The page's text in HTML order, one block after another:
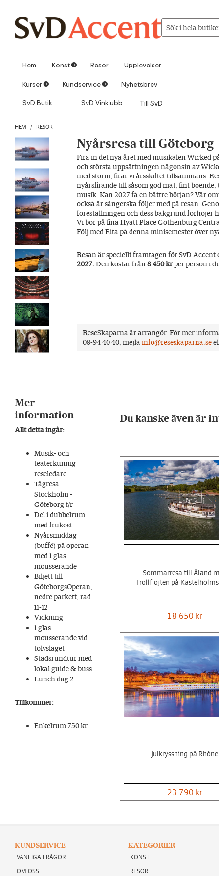
Sök i hela
Hem Konst1 Resor Upplevelser
Kurser1 Kundservice1 Nyhetsbrev
SvD Butik SvD Vinklubb Till SvD
HEM / RESOR
Nyårsresa till Göteborg
Fira in det nya året med musikalen Wicked
och största uppsättningen någonsin av
med storm, firar vi årsskiftet tillsammans.
nyårsfirande till såsom god mat, fint
musik. Kan 2027 få en bättre början? Vår
också är sångerska följer med på resan.
föreställningen och dess bakgrund förhöjer
Vi bor på fina Hyatt Place Gothenburg
Följ med Rita på denna minisemester över
Resan är speciellt framtagen för SvD Accent
2027. Den kostar från8 450 krper person i
ReseSkaparna är arrangör. För mer
08-94 40 40, mejla info@reseskaparna.se
Mer
information
Allt detta ingår:
Musik- och
teaterkunnig
reseledare
Tågresa
Stockholm -
Göteborg t/r
Del i dubbelrum
med frukost
Nyårsmiddag
(buffé) på operan
med 1 glas
mousserande
Biljett till
GöteborgsOperan,
nedre parkett, rad
11-12
Vickning
1 glas
mousserande vid
tolvslaget
Stadsrundtur med
lokal guide & buss
Lunch dag 2
Tillkommer:
Enkelrum 750 kr
Du kanske även är
Sommarresa till Åland
Trollflöjten på
18 650 kr
Julkryssning på Rhône
23 790 kr
KUNDSERVICE
VANLIGA FRÅGOR
OM OSS
KATEGORIER
KONST
RESOR